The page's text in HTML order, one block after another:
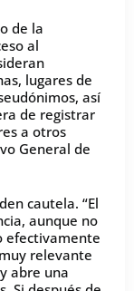
de la
al
lugares de
así
de registrar
a otros
General de
cautela. “El
aunque no
efectivamente
relevante
abre una